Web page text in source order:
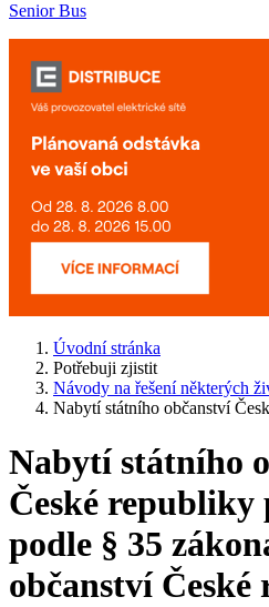
Senior Bus
Úvodní stránka
Potřebuji zjistit
Návody na řešení některých
Nabytí státního občanství
Nabytí státního
České republiky
podle § 35
občanství